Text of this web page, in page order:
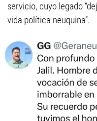
servicio, cuyo legado
vida política neuquina”.